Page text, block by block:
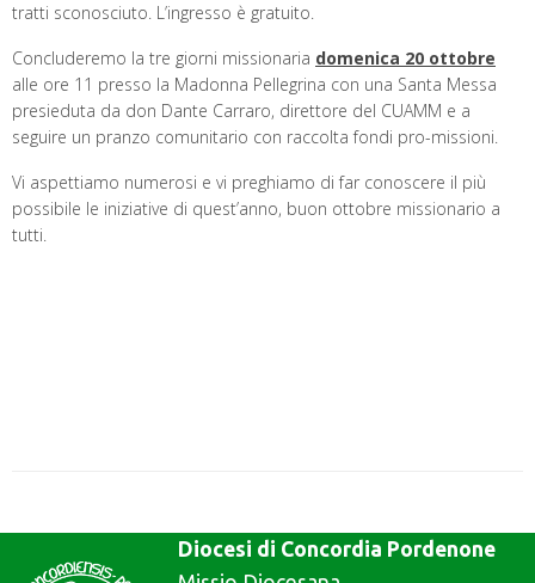
tratti sconosciuto. L’ingresso è gratuito.
Concluderemo la tre giorni missionaria domenica 20 ottobre
alle ore 11 presso la Madonna Pellegrina con una Santa Messa
presieduta da don Dante Carraro, direttore del CUAMM e a
seguire un pranzo comunitario con raccolta fondi pro-missioni.
Vi aspettiamo numerosi e vi preghiamo di far conoscere il più
possibile le iniziative di quest’anno, buon ottobre missionario a
tutti.
Diocesi di Concordia Pordenone